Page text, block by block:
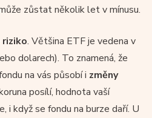
zůstat několik let v mínusu.
riziko. Většina ETF je vedena v
dolarech). To znamená, že
na vás působí i změny
posílí, hodnota vaší
i když se fondu na burze daří. U